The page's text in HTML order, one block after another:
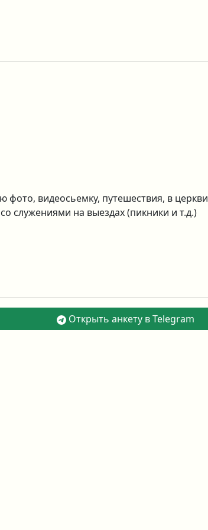
видеосьемку, путешествия, в церкви
служениями на выездах (пикники и т.д.)
Открыть анкету в Telegram